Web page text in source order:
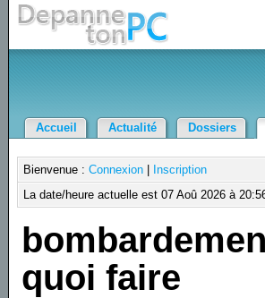
Accueil Actualité Dossiers
Bienvenue :Connexion
Inscription
La date/heure actuelle est 07 Aoû 2026 à
quoi faire